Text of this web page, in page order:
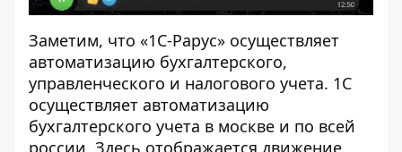
Заметим, что «1С-Рарус» осуществляет
автоматизацию бухгалтерского,
управленческого и налогового учета. 1С
осуществляет автоматизацию
бухгалтерского учета в москве и по всей
россии. Здесь отображается движение